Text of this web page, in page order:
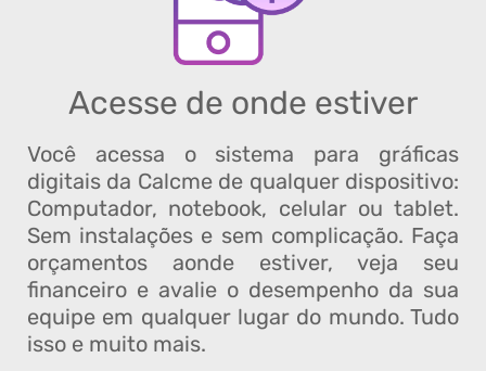
Acesse de onde estiver
Você acessa o sistema para gráficas
digitais da Calcme de qualquer dispositivo:
Computador, notebook, celular ou tablet.
Sem instalações e sem complicação. Faça
orçamentos aonde estiver, veja seu
financeiro e avalie o desempenho da sua
equipe em qualquer lugar do mundo. Tudo
isso e muito mais.